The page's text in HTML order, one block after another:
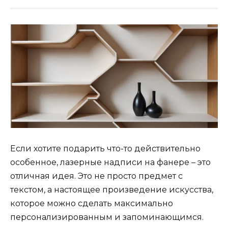
Если хотите подарить что-то действительно
особенное, лазерные надписи на фанере – это
отличная идея. Это не просто предмет с
текстом, а настоящее произведение искусства,
которое можно сделать максимально
персонализированным и запоминающимся.